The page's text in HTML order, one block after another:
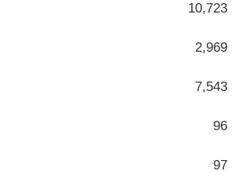
10,723
2,969
7,543
96
97